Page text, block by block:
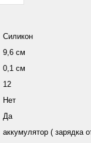
Силикон
9,6 см
0,1 см
12
Нет
Да
аккумулятор ( зарядка